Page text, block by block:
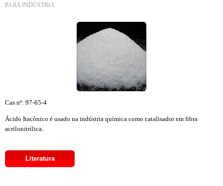
PARA INDÚSTRIA
Cas nº: 97-65-4
Ácido Itacônico é usado na indústria química como catalisador em fibra
acrilonitrílica.
Literatura